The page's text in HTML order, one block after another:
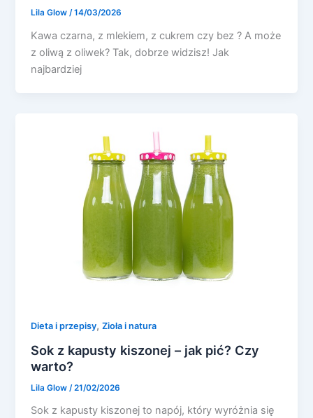
Lila Glow/14/03/2026
Kawa czarna, z mlekiem, z cukrem czy bez ? A może
z oliwą z oliwek? Tak, dobrze widzisz! Jak
najbardziej
Dieta i przepisy,Zioła i natura
Sok z kapusty kiszonej – jak pić? Czy
warto?
Lila Glow /21/02/2026
Sok z kapusty kiszonej to napój, który wyróżnia się